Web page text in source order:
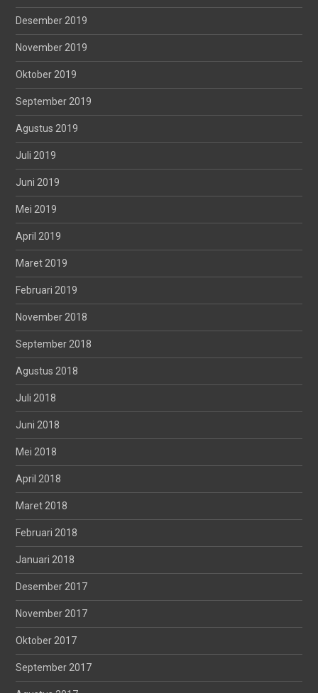
Desember 2019
November 2019
Oktober 2019
September 2019
Agustus 2019
Juli 2019
Juni 2019
Mei 2019
April 2019
Maret 2019
Februari 2019
November 2018
September 2018
Agustus 2018
Juli 2018
Juni 2018
Mei 2018
April 2018
Maret 2018
Februari 2018
Januari 2018
Desember 2017
November 2017
Oktober 2017
September 2017